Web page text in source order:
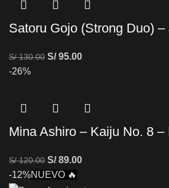
Satoru Gojo (Strong Duo)
S/130.00 S/95.00
-26%
Mina Ashiro – Kaiju No. 8 –
S/120.00 S/89.00
-12%NUEVO 🔥